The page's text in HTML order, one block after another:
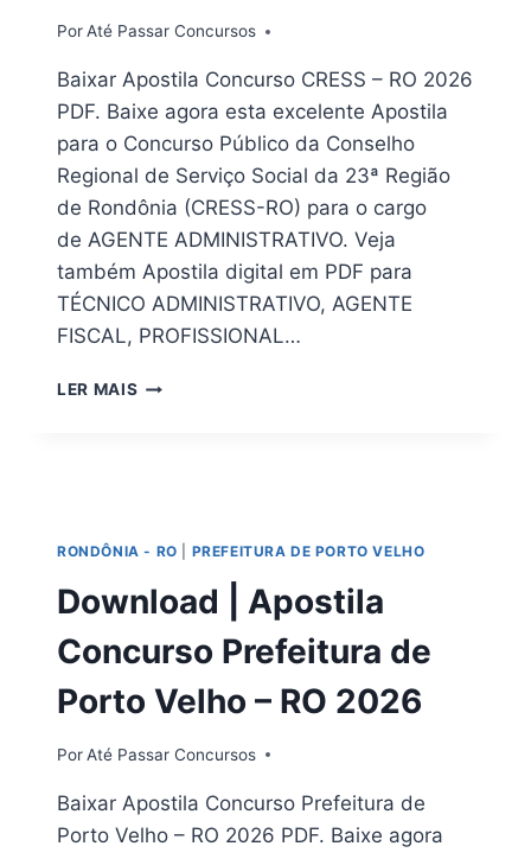
PorAté Passar Concursos
Baixar Apostila Concurso CRESS – RO 2026
PDF. Baixe agora esta excelente Apostila
para o Concurso Público da Conselho
Regional de Serviço Social da 23ª Região
de Rondônia (CRESS-RO) para o cargo
de AGENTE ADMINISTRATIVO. Veja
também Apostila digital em PDF para
TÉCNICO ADMINISTRATIVO, AGENTE
FISCAL, PROFISSIONAL…
LER MAIS BAIXAR
2026
RONDÔNIA - RO PREFEITURA DE PORTO VELHO
Download | Apostila
Concurso Prefeitura de
Porto Velho – RO 2026
PorAté Passar Concursos
Baixar Apostila Concurso Prefeitura de
Porto Velho – RO 2026 PDF. Baixe agora